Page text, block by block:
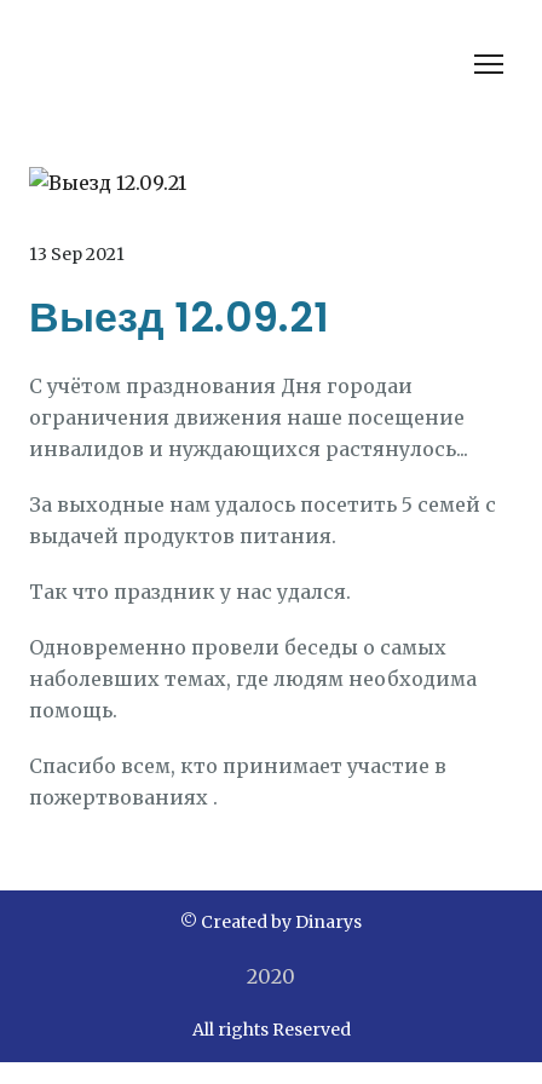
13 Sep 2021
Выезд 12.09.21
С учётом празднования Дня городаи
ограничения движения наше посещение
инвалидов и нуждающихся растянулось...
За выходные нам удалось посетить 5 семей с
выдачей продуктов питания.
Так что праздник у нас удался.
Одновременно провели беседы о самых
наболевших темах, где людям необходима
помощь.
Спасибо всем, кто принимает участие в
пожертвованиях .
© Created by Dinarys
2020
All rights Reserved